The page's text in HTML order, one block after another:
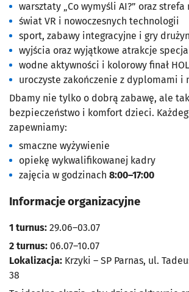
warsztaty „Co wymyśli AI?” oraz
świat VR i nowoczesnych technologii
sport, zabawy integracyjne i gry
wyjścia oraz wyjątkowe atrakcje
wodne aktywności i kolorowy finał
uroczyste zakończenie z dyplomami i
Dbamy nie tylko o dobrą zabawę, ale
bezpieczeństwo i komfort dzieci.
zapewniamy:
smaczne wyżywienie
opiekę wykwalifikowanej kadry
zajęcia w godzinach 8:00–17:00
Informacje organizacyjne
1 turnus: 29.06–03.07
2 turnus: 06.07–10.07
Lokalizacja: Krzyki – SP Parnas, ul.
38